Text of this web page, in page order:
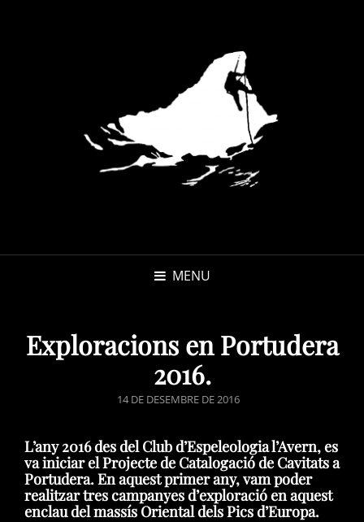
MENU
Exploracions en Portudera
2016.
POSTED
14 DE DESEMBRE DE 2016
L’any 2016 des del Club d’Espeleologia l’Avern, es
va iniciar el Projecte de Catalogació de Cavitats a
Portudera. En aquest primer any, vam poder
realitzar tres campanyes d’exploració en aquest
enclau del massís Oriental dels Pics d’Europa.